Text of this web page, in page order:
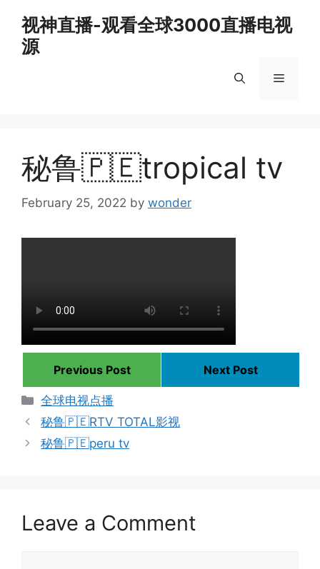
content
视神直播-观看全球3000直播电视
源
Menu
秘鲁🇵🇪tropical tv
February 25, 2022 by wonder
Previous Post
Next Post
Categories
全球电视点播
秘鲁🇵🇪RTV TOTAL影视
秘鲁🇵🇪peru tv
Leave a Comment